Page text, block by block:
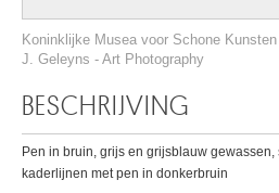
Koninklijke Musea voor Schone
J. Geleyns - Art Photography
BESCHRIJVING
Pen in bruin, grijs en grijsblauw
kaderlijnen met pen in donkerbruin